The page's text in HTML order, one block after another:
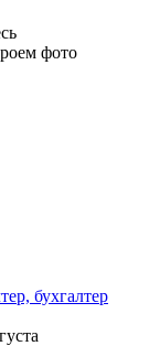
фото
бухгалтер